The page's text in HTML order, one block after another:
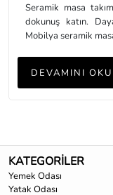
Seramik masa
dokunuş katın.
Mobilya seramik
DEVAMINI OKU
KATEGORİLER
Yemek Odası
Yatak Odası